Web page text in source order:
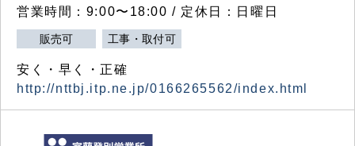
営業時間：9:00〜18:00 / 定休日：日曜日
販売可 工事・取付可
安く・早く・正確
http://nttbj.itp.ne.jp/0166265562/index.html